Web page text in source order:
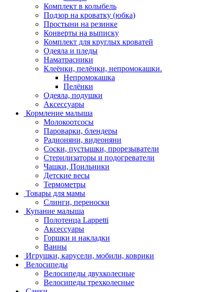
Комплект в колыбель
Подзор на кроватку (юбка)
Простыни на резинке
Конверты на выписку
Комплект для круглых кроватей
Одеяла и пледы
Наматрасники
Клеёнки, пелёнки, непромокашки.
Непромокашка
Пелёнки
Одеяла, подушки
Аксессуары
Кормление малыша
Молокоотсосы
Пароварки, блендеры
Радионяни, видеоняни
Соски, пустышки, прорезыватели
Стерилизаторы и подогреватели
Чашки, Поильники
Детские весы
Термометры
Товары для мамы
Слинги, переноски
Купание малыша
Полотенца Lappetti
Аксессуары
Горшки и накладки
Ванны
Игрушки, карусели, мобили, коврики
Велосипеды
Велосипеды двухколесные
Велосипеды трехколесные